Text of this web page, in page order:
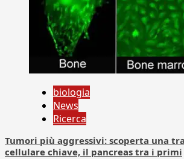
biologia
News
Ricerca
Tumori più aggressivi: scoperta una
cellulare chiave, il pancreas tra i primi